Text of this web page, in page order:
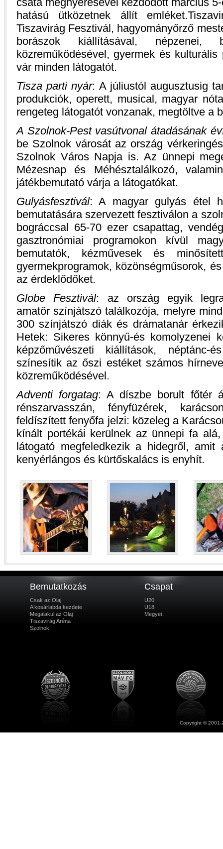
hatású ütközetnek állít
Tiszavirág Fesztivál, hagyományőrző
borászok kiállításával, népzenei,
közreműködésével, gyermek és
vár minden látogatót.
Tisza parti nyár: A júliustól augusztusig
produkciók, operett, musical, magyar
rengeteg látogatót vonzanak, megtöltve a
A Szolnok-Pest vasútvonal átadásának
be Szolnok városát az ország
Szolnok Város Napja is. Az ünnepi
Mézesnap és Méhésztalálkozó,
játékbemutató várja a látogatókat.
Gulyásfesztivál: A magyar gulyás étel
bemutatására szervezett fesztiválon a
bográccsal 65-70 ezer csapattag,
gasztronómiai programokon kívül
bemutatók, kézművesek és
gyermekprogramok, közönségműsorok,
az érdeklődőket.
Globe Fesztivál: az ország egyik
amatőr színjátszó találkozója, melyre
300 színjátszó diák és drámatanár
Hetek: Sikeres könnyű-és komolyzenei
képzőművészeti kiállítások, néptánc-
színesítik az őszi estéket számos
közreműködésével.
Adventi forgatag: A díszbe borult főtér
rénszarvasszán, fényfüzérek,
feldíszített fenyőfa jelzi: közeleg a
kínált portékái kerülnek az ünnepi fa
látogató megfeledkezik a hidegről,
kenyérlángos és kürtőskalács is enyhít.
Bemutatkozás
Csak az Olaj
A kosárlabda kezdete
Megalakul az Olaj
Tiszavirág Aréna
Szolnok
Csapat
U20
U18
Megyei
Copyright ©